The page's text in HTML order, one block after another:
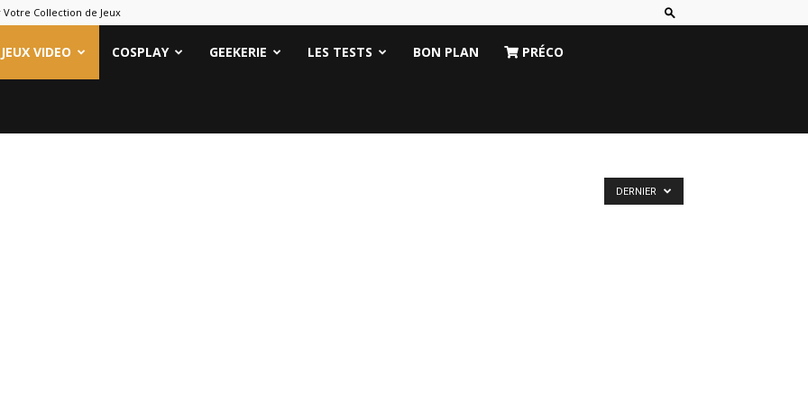
Votre Collection de Jeux
JEUX VIDEO COSPLAY GEEKERIE LES TESTS BON PLAN PRÉCO
DERNIER